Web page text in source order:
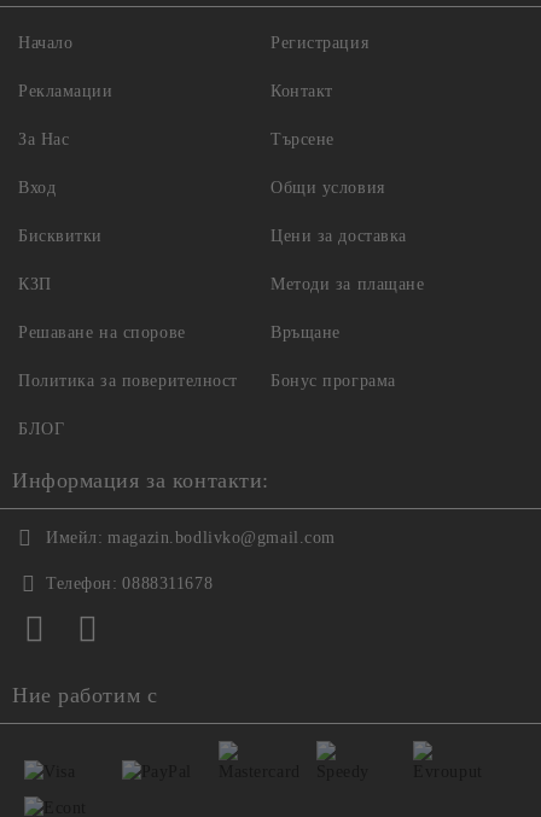
Начало
Рекламации
За Нас
Вход
Регистрация
Контакт
Търсене
Общи условия
Бисквитки
КЗП
Решаване на спорове
Политика за поверителност
Цени за доставка
Методи за плащане
Връщане
Бонус програма
БЛОГ
Информация за контакти:
Имейл: magazin.bodlivko@gmail.com
Телефон: 0888311678
Ние работим с